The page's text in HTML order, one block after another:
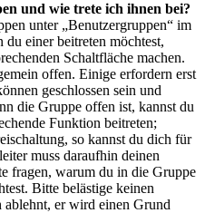
und wie trete ich ihnen bei?
unter „Benutzergruppen“ im
einer beitreten möchtest,
Schaltfläche machen.
offen. Einige erfordern erst
geschlossen sein und
die Gruppe offen ist, kannst du
Funktion beitreten;
so kannst du dich für
muss daraufhin deinen
fragen, warum du in die Gruppe
Bitte belästige keinen
er wird einen Grund